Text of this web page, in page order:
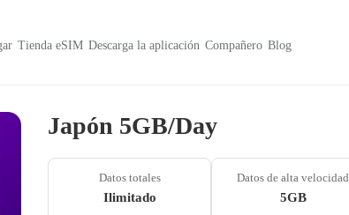
Tienda eSIM Descarga la aplicación Compañero Blog
Japón 5GB/Day
Datos totales
Ilimitado
Datos de alta velocidad
5GB